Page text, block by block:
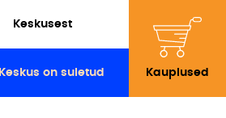
Keskusest
Kauplused
Keskus on suletud